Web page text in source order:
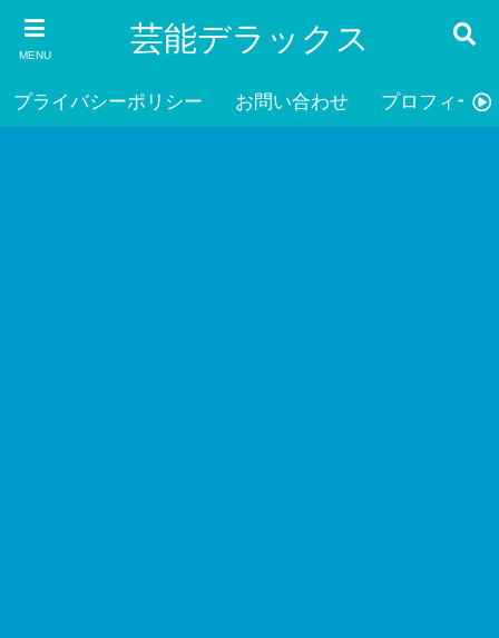
MENU 芸能デラックス
プライバシーポリシー お問い合わせ プロフィール